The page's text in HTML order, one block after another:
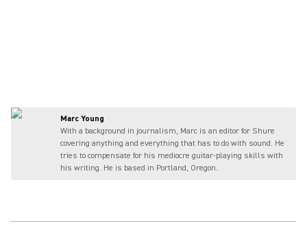
Marc Young
With a background in journalism, Marc is an editor for Shure
covering anything and everything that has to do with sound. He
tries to compensate for his mediocre guitar-playing skills with
his writing. He is based in Portland, Oregon.